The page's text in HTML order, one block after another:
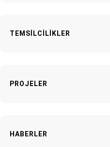
TEMSİLCİLİKLER
PROJELER
HABERLER